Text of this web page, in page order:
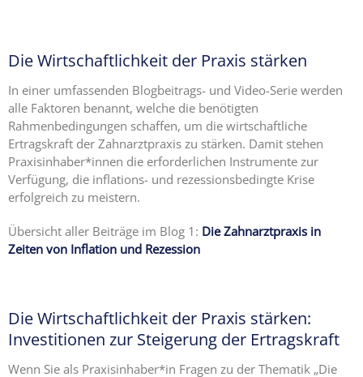
Die Wirtschaftlichkeit der Praxis stärken
In einer umfassenden Blogbeitrags- und Video-Serie werden
alle Faktoren benannt, welche die benötigten
Rahmenbedingungen schaffen, um die wirtschaftliche
Ertragskraft der Zahnarztpraxis zu stärken. Damit stehen
Praxisinhaber*innen die erforderlichen Instrumente zur
Verfügung, die inflations- und rezessionsbedingte Krise
erfolgreich zu meistern.
Übersicht aller Beiträge im Blog 1: Die Zahnarztpraxis in
Zeiten von Inflation und Rezession
Die Wirtschaftlichkeit der Praxis stärken:
Investitionen zur Steigerung der Ertragskraft
Wenn Sie als Praxisinhaber*in Fragen zu der Thematik „Die